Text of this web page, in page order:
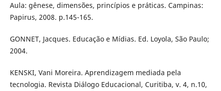
Aula: gênese, dimensões, princípios e práticas. Campinas:
Papirus, 2008. p.145-165.
GONNET, Jacques. Educação e Mídias. Ed. Loyola, São Paulo;
2004.
KENSKI, Vani Moreira. Aprendizagem mediada pela
tecnologia. Revista Diálogo Educacional, Curitiba, v. 4, n.10,